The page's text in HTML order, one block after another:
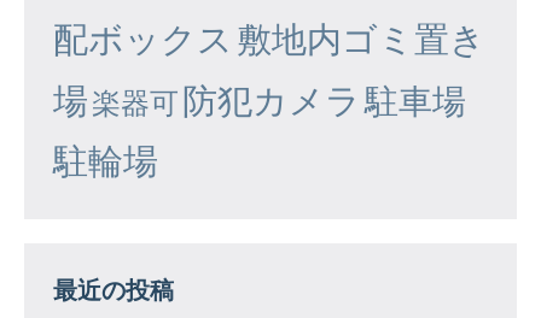
配ボックス 敷地内ゴミ置き
場楽器可防犯カメラ 駐車場
駐輪場
最近の投稿